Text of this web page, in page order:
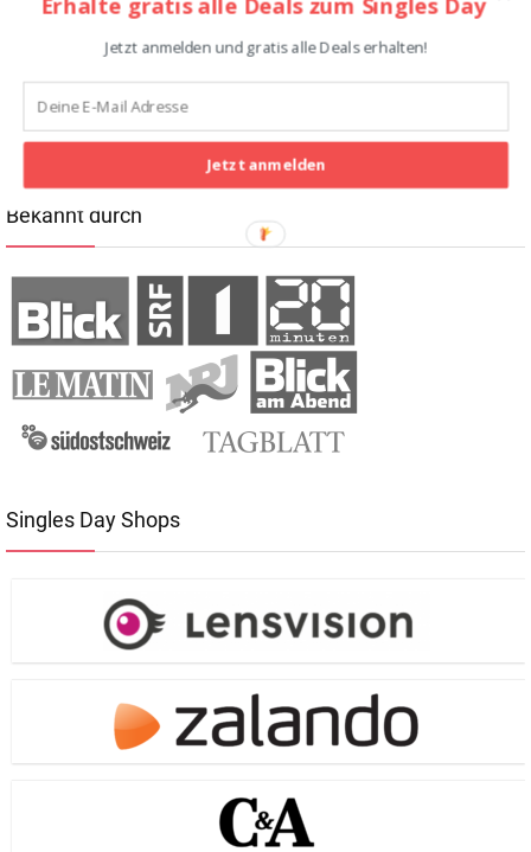
Sortiments. Wir glauben, dass dies dem oben vorgestellten
Mini-Sale entspricht; Beispiele der Angebote kennen wir
leider nicht. Diese Aktion klingt aber für den Singles Day
2026 vielversprechend.
Bekannt durch
Singles Day Shops
Jetzt anmelden und gratis alle Deals erhalten!
Jetzt anmelden